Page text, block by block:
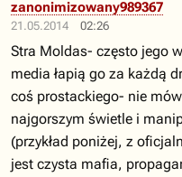
21.05.2014 02:26
zanonimizowany989367
Stra Moldas- często jego
media łapią go za każdą
coś prostackiego- nie
najgorszym świetle i
(przykład poniżej, z
jest czysta mafia,